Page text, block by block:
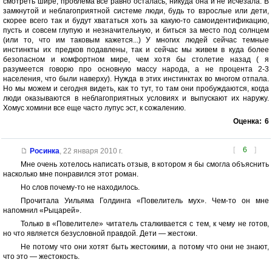
замкнутой и неблагоприятной системе люди, будь то взрослые или дети,
скорее всего так и будут хвататься хоть за какую-то самоидентификацию,
пусть и совсем глупую и незначительную, и биться за место под солнцем
(или то, что им таковым кажется...) У многих людей сейчас темные
инстинкты их предков подавлены, так и сейчас мы живем в куда более
безопасном и комфортном мире, чем хотя бы столетие назад ( я
разумеется говорю про основную массу народа, а не процента 2-3
населения, что были наверху). Нужда в этих инстинктах во многом отпала.
Но мы можем и сегодня видеть, как то тут, то там они пробуждаются, когда
люди оказываются в неблагоприятных условиях и выпускают их наружу.
Хомус хомини все еще часто лупус эст, к сожалению.
Оценка: 6
[ 6 ]
Росинка, 22 января 2010 г.
Мне очень хотелось написать отзыв, в котором я бы смогла объяснить
насколько мне понравился этот роман.
Но слов почему-то не находилось.
Прочитала Уильяма Голдинга «Повелитель мух». Чем-то он мне
напомнил «Рыцарей».
Только в «Повелителе» читатель сталкивается с тем, к чему не готов,
но что является безусловной правдой. Дети — жестоки.
Не потому что они хотят быть жестокими, а потому что они не знают,
что это — жестокость.